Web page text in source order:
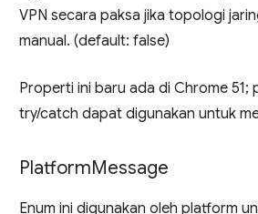
VPN secara paksa jika topologi
manual. (default: false)
Properti ini baru ada di Chrome 51;
try/catch dapat digunakan untuk
PlatformMessage
Enum ini digunakan oleh platform